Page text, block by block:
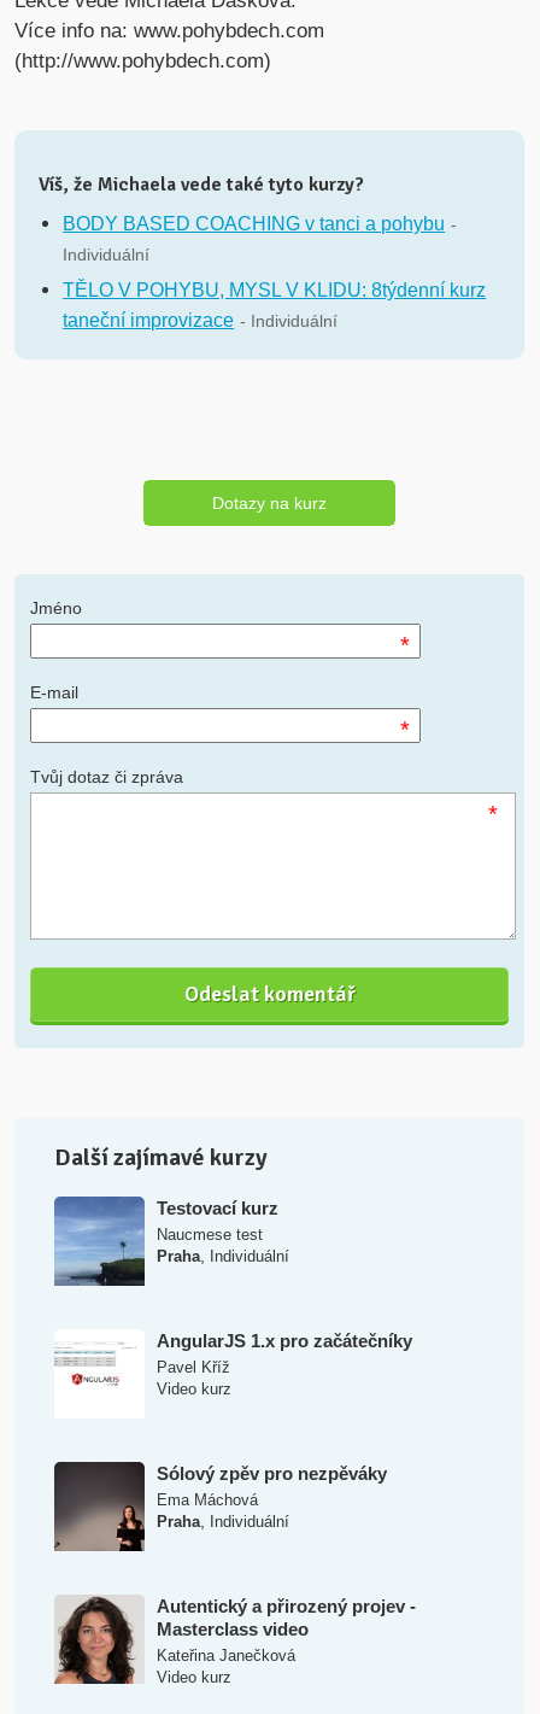
Více info na: www.pohybdech.com
(http://www.pohybdech.com)
Víš, že Michaela vede také tyto kurzy?
BODY BASED COACHING v tanci a pohybu -
Individuální
TĚLO V POHYBU, MYSL V KLIDU: 8týdenní kurz
taneční improvizace - Individuální
Dotazy na kurz
Jméno
*
E-mail
*
Tvůj dotaz či zpráva
*
Další zajímavé kurzy
Testovací kurz
Naucmese test
Praha, Individuální
AngularJS 1.x pro začátečníky
Pavel Kříž
Video kurz
Sólový zpěv pro nezpěváky
Ema Máchová
Praha, Individuální
Autentický a přirozený projev -
Masterclass video
Kateřina Janečková
Video kurz